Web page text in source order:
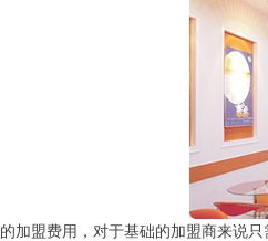
加盟费用，对于基础的加盟商来说